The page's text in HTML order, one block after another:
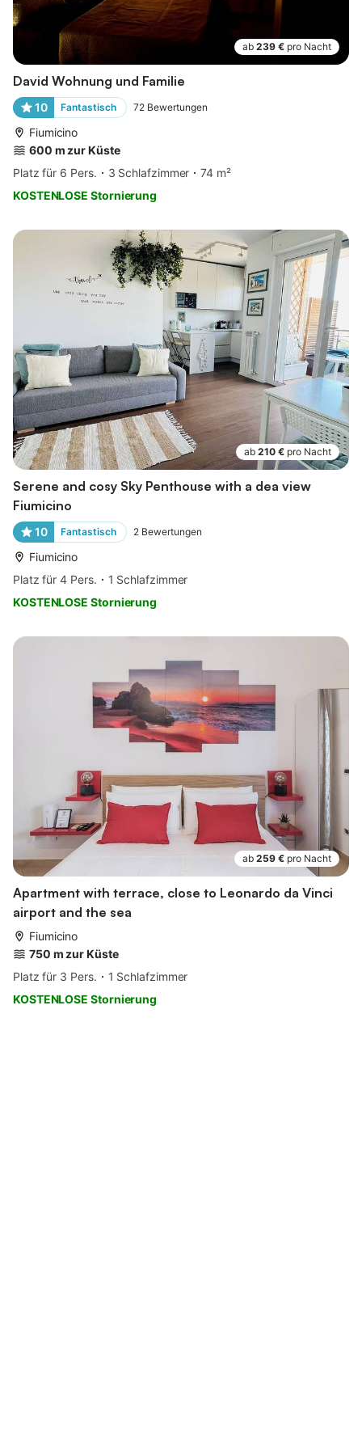
ab 239 € pro Nacht
David Wohnung und Familie
10 Fantastisch 72 Bewertungen
Fiumicino
600 m zur Küste
Platz für 6 Pers.
3 Schlafzimmer
74 m²
KOSTENLOSE Stornierung
ab 210 € pro Nacht
Serene and cosy Sky Penthouse with a dea view
Fiumicino
10 Fantastisch 2 Bewertungen
Fiumicino
Platz für 4 Pers.
1 Schlafzimmer
KOSTENLOSE Stornierung
ab 259 € pro Nacht
Apartment with terrace, close to Leonardo da Vinci
airport and the sea
Fiumicino
750 m zur Küste
Platz für 3 Pers.
1 Schlafzimmer
KOSTENLOSE Stornierung